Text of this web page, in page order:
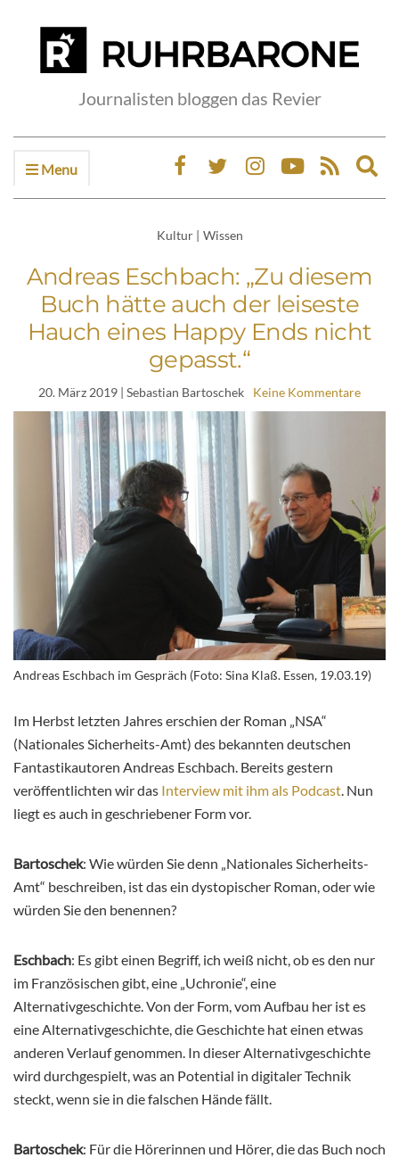
Journalisten bloggen das Revier
Menu
Kultur | Wissen
Andreas Eschbach: „Zu diesem
Buch hätte auch der leiseste
Hauch eines Happy Ends nicht
gepasst.“
20. März 2019 | Sebastian Bartoschek Keine Kommentare
Andreas Eschbach im Gespräch (Foto: Sina Klaß. Essen, 19.03.19)
Im Herbst letzten Jahres erschien der Roman „NSA“
(Nationales Sicherheits-Amt) des bekannten deutschen
Fantastikautoren Andreas Eschbach. Bereits gestern
veröffentlichten wir das Interview mit ihm als Podcast . Nun
liegt es auch in geschriebener Form vor.
Bartoschek: Wie würden Sie denn „Nationales Sicherheits-
Amt“ beschreiben, ist das ein dystopischer Roman, oder wie
würden Sie den benennen?
Eschbach: Es gibt einen Begriff, ich weiß nicht, ob es den nur
im Französischen gibt, eine „Uchronie“, eine
Alternativgeschichte. Von der Form, vom Aufbau her ist es
eine Alternativgeschichte, die Geschichte hat einen etwas
anderen Verlauf genommen. In dieser Alternativgeschichte
wird durchgespielt, was an Potential in digitaler Technik
steckt, wenn sie in die falschen Hände fällt.
Bartoschek: Für die Hörerinnen und Hörer, die das Buch noch